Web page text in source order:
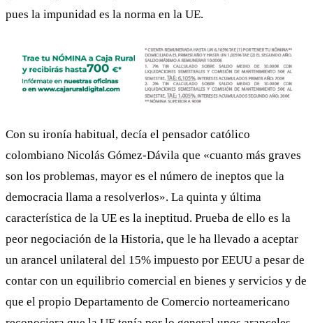
pues la impunidad es la norma en la UE.
Con su ironía habitual, decía el pensador católico
colombiano Nicolás Gómez-Dávila que «cuanto más graves
son los problemas, mayor es el número de ineptos que la
democracia llama a resolverlos». La quinta y última
característica de la UE es la ineptitud. Prueba de ello es la
peor negociación de la Historia, que le ha llevado a aceptar
un arancel unilateral del 15% impuesto por EEUU a pesar de
contar con un equilibrio comercial en bienes y servicios y de
que el propio Departamento de Comercio norteamericano